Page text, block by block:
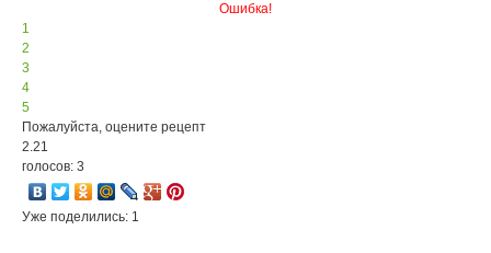
Ошибка!
1
2
3
4
5
Пожалуйста, оцените рецепт
2.21
голосов: 3
Уже поделились: 1